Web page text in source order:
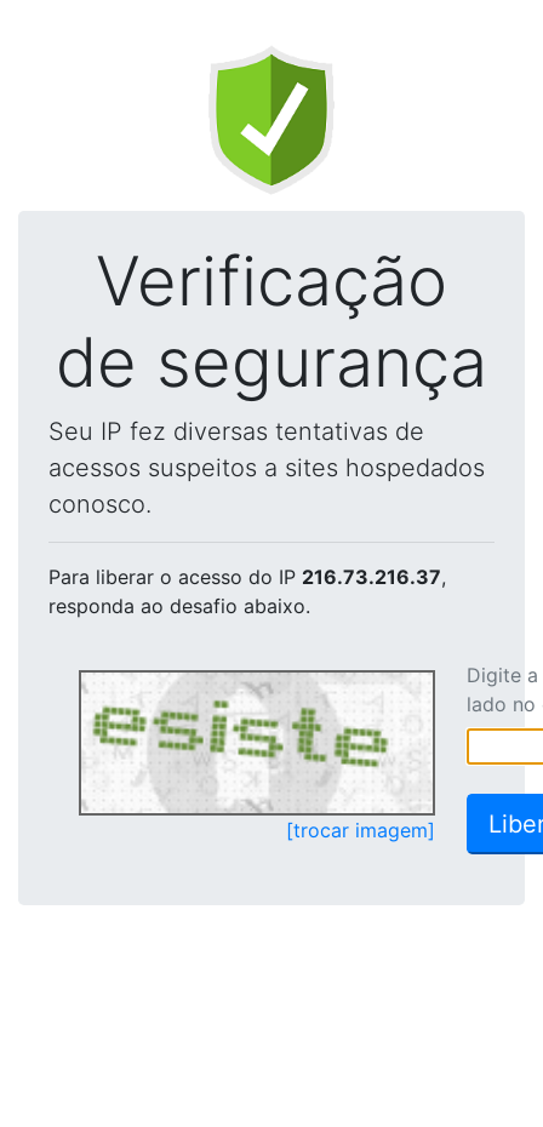
Verificação
de segurança
Seu IP fez diversas tentativas de
acessos suspeitos a sites hospedados
conosco.
Para liberar o acesso do IP 216.73.216.37,
responda ao desafio abaixo.
[trocar imagem]
Digite
lado no